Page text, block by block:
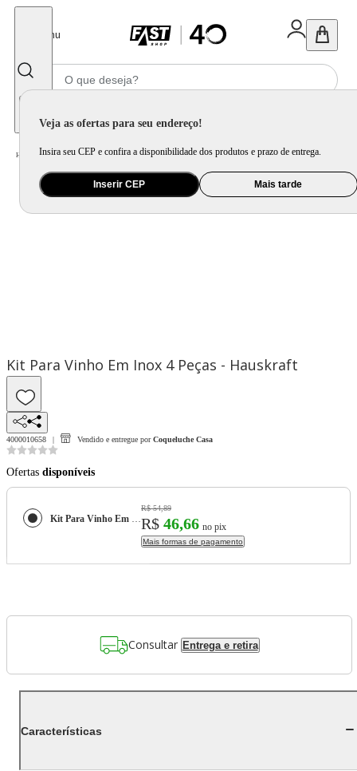
Menu
Veja as ofertas para seu endereço!
Insira seu CEP e confira a disponibilidade dos produtos e prazo de entrega.
Inserir CEP Mais tarde
Home Utilidade Doméstica Bar / Acessório de Vinho
Kit Para Vinho Em Inox 4 Peças - Hauskraft
4000010658 Vendido e entregue por Coqueluche Casa
Ofertas disponíveis
Kit Para Vinho Em Inox 4 Peças - Hauskraft
R$ 54,89
R$ 46,66 no pix
Mais formas de pagamento
Consultar Entrega e retira
Características